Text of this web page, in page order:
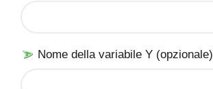
Nome della variabile Y (opzionale)